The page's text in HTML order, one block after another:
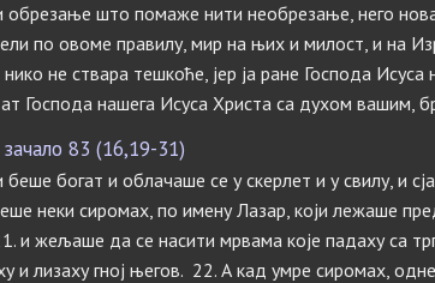
обрезање што помаже нити необрезање, него
по овоме правилу, мир на њих и милост, и на
не ствара тешкоће, јер ја ране Господа Исуса
Господа нашега Исуса Христа са духом вашим,
83 (16,19-31)
беше богат и облачаше се у скерлет и у свилу, и
неки сиромах, по имену Лазар, који лежаше
и жељаше да се насити мрвама које падаху са
и лизаху гној његов. 22. А кад умре сиромах,